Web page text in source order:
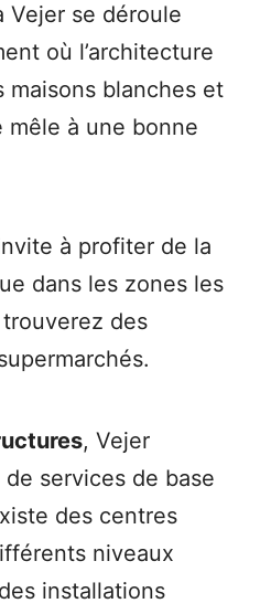
Vejer se déroule
où l’architecture
maisons blanches et
mêle à une bonne
à profiter de la
dans les zones les
des
, Vejer
de services de base
des centres
niveaux
installations